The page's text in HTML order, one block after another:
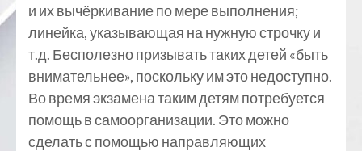
и их вычёркивание по мере выполнения;
линейка, указывающая на нужную строчку и
т.д. Бесполезно призывать таких детей «быть
внимательнее», поскольку им это недоступно.
Во время экзамена таким детям потребуется
помощь в самоорганизации. Это можно
сделать с помощью направляющих